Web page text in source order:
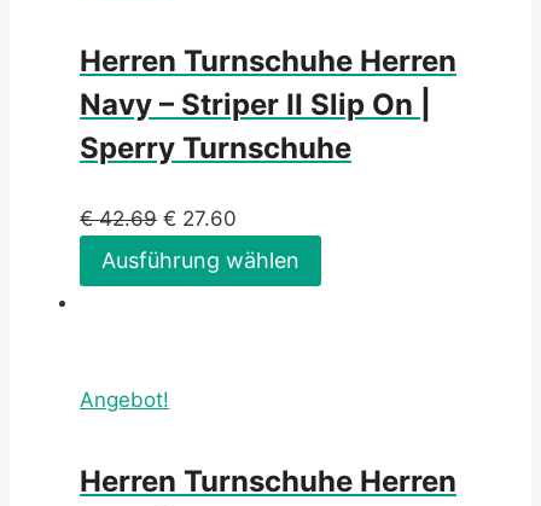
Herren Turnschuhe Herren
Navy – Striper II Slip On |
Sperry Turnschuhe
€42.69 € 27.60
Ausführung wählen
Angebot!
Herren Turnschuhe Herren